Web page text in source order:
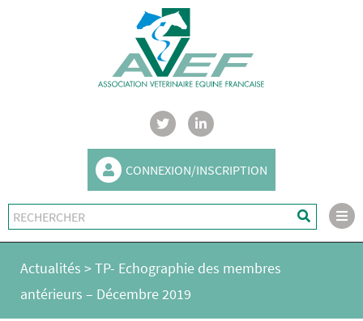
CONNEXION/INSCRIPTION
Actualités >TP- Echographie des membres
antérieurs – Décembre 2019